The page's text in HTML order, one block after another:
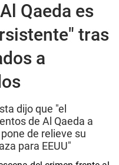
Qaeda es
tras
a
dijo que "el
de Al Qaeda a
de relieve su
para EEUU"